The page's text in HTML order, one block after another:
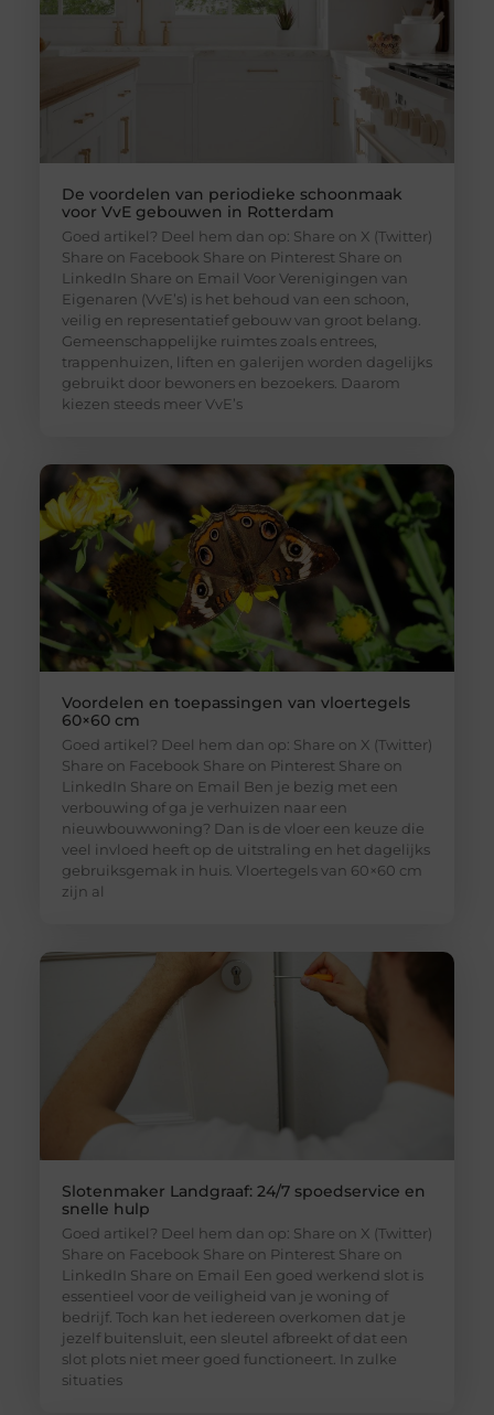
De voordelen van periodieke schoonmaak
voor VvE gebouwen in Rotterdam
Goed artikel? Deel hem dan op: Share on X (Twitter)
Share on Facebook Share on Pinterest Share on
LinkedIn Share on Email Voor Verenigingen van
Eigenaren (VvE’s) is het behoud van een schoon,
veilig en representatief gebouw van groot belang.
Gemeenschappelijke ruimtes zoals entrees,
trappenhuizen, liften en galerijen worden dagelijks
gebruikt door bewoners en bezoekers. Daarom
kiezen steeds meer VvE’s
Voordelen en toepassingen van vloertegels
60×60 cm
Goed artikel? Deel hem dan op: Share on X (Twitter)
Share on Facebook Share on Pinterest Share on
LinkedIn Share on Email Ben je bezig met een
verbouwing of ga je verhuizen naar een
nieuwbouwwoning? Dan is de vloer een keuze die
veel invloed heeft op de uitstraling en het dagelijks
gebruiksgemak in huis. Vloertegels van 60×60 cm
zijn al
Slotenmaker Landgraaf: 24/7 spoedservice en
snelle hulp
Goed artikel? Deel hem dan op: Share on X (Twitter)
Share on Facebook Share on Pinterest Share on
LinkedIn Share on Email Een goed werkend slot is
essentieel voor de veiligheid van je woning of
bedrijf. Toch kan het iedereen overkomen dat je
jezelf buitensluit, een sleutel afbreekt of dat een
slot plots niet meer goed functioneert. In zulke
situaties